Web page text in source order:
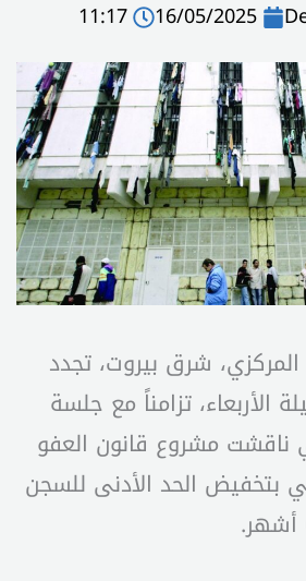
16/05/2025
11:17
شرق بيروت، تجدد
الأربعاء، تزامناً مع جلسة
ناقشت مشروع قانون العفو
بتخفيض الحد الأدنى للسجن